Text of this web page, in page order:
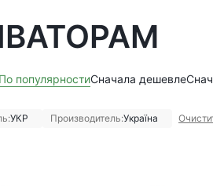
популярностиСначала дешевле
УКР Производитель:Україна